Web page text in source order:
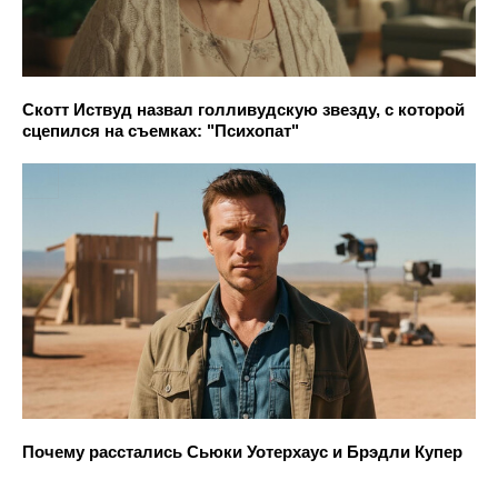
Скотт Иствуд назвал голливудскую звезду, с которой
сцепился на съемках: "Психопат"
Почему расстались Сьюки Уотерхаус и Брэдли Купер